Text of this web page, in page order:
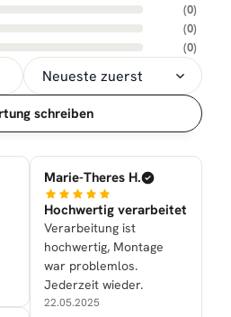
(0)
(0)
(0)
schreiben
Marie-Theres H.
Hochwertig verarbeitet
Verarbeitung ist
hochwertig, Montage
war problemlos.
Jederzeit wieder.
22.05.2025